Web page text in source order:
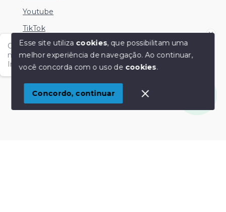
Olá me chamo Kamila e estou disponível nesse
momento para esclarecer dúvidas no Whatsapp.
Independente do horário é só chamar!
Youtube
TikTok
© Copyright 2026 - KM Imóveis - Todos os direitos
SITE PARA IMOBILIARIA
Esse site utiliza cookies, que possibilitam uma
melhor experiência de navegação.Ao continuar,
você concorda com o uso de cookies.
Concordo, continuar